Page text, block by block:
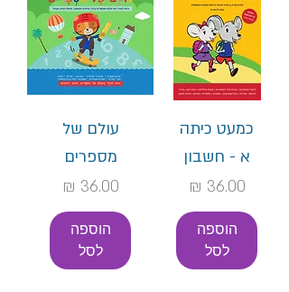
כמעט כיתה
א - חשבון
מחיר
הוספה
לסל
עולם של
מספרים
מחיר
הוספה
לסל